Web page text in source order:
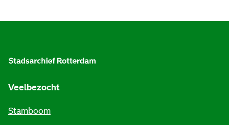
Veelbezocht
Stamboom